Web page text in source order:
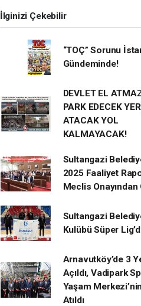
İlginizi Çekebilir
“TOÇ” Sorunu
Gündeminde!
DEVLET EL
PARK EDECEK
ATACAK YOL
KALMAYACAK!
Sultangazi
2025 Faaliyet
Meclis Onayından
Sultangazi
Kulübü Süper
Arnavutköy’de 3
Açıldı, Vadipark
Yaşam
Atıldı